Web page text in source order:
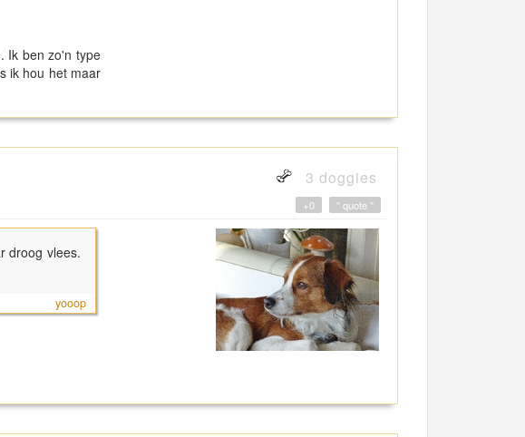
Ik ben zo'n type
ik hou het maar
3 doggies
" quote "
+0
droog vlees.
yooop